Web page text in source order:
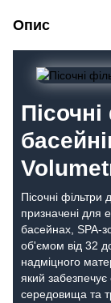
Опис
Пісочні фільтри
призначені для
басейнах, SPA-
об'ємом від 32
надміцного
який забезпечує
середовища та